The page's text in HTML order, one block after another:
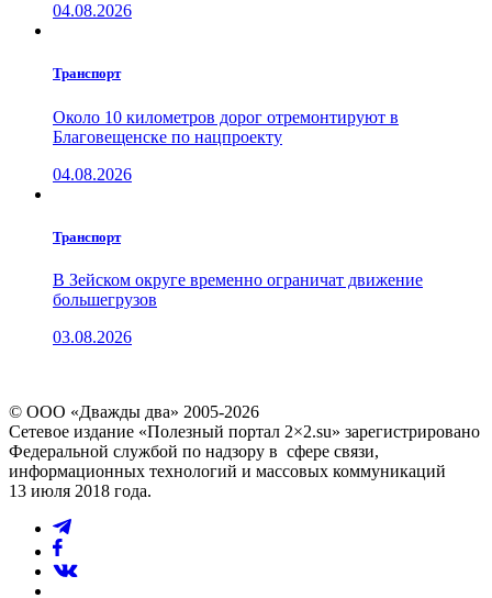
04.08.2026
Транспорт
Около 10 километров дорог отремонтируют в
Благовещенске по нацпроекту
04.08.2026
Транспорт
В Зейском округе временно ограничат движение
большегрузов
03.08.2026
© ООО «Дважды два» 2005-2026
Сетевое издание «Полезный портал 2×2.su» зарегистрировано
Федеральной службой по надзору в сфере связи,
информационных технологий и массовых коммуникаций
13 июля 2018 года.